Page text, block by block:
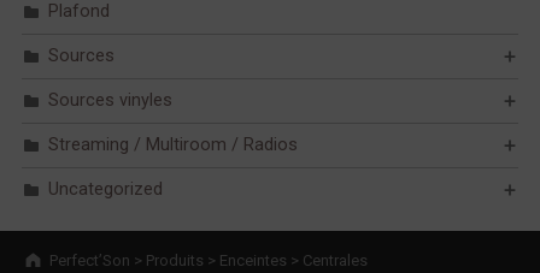
Plafond
Sources
Sources vinyles
Streaming / Multiroom / Radios
Uncategorized
Breadcrumbs navigation
Perfect’Son > Produits > Enceintes > Centrales